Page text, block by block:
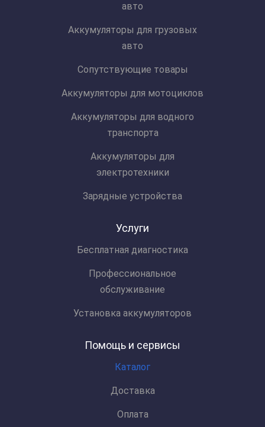
авто
Аккумуляторы для грузовых
авто
Сопутствующие товары
Аккумуляторы для мотоциклов
Аккумуляторы для водного
транспорта
Аккумуляторы для
электротехники
Зарядные устройства
Услуги
Бесплатная диагностика
Профессиональное
обслуживание
Установка аккумуляторов
Помощь и сервисы
Каталог
Доставка
Оплата